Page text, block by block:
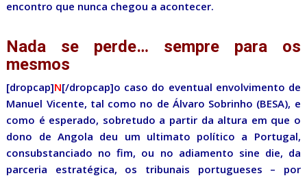
encontro que nunca chegou a acontecer.
Nada se perde… sempre para os
mesmos
[dropcap]N[/dropcap]o caso do eventual envolvimento de
Manuel Vicente, tal como no de Álvaro Sobrinho (BESA), e
como é esperado, sobretudo a partir da altura em que o
dono de Angola deu um ultimato político a Portugal,
consubstanciado no fim, ou no adiamento sine die, da
parceria estratégica, os tribunais portugueses – por